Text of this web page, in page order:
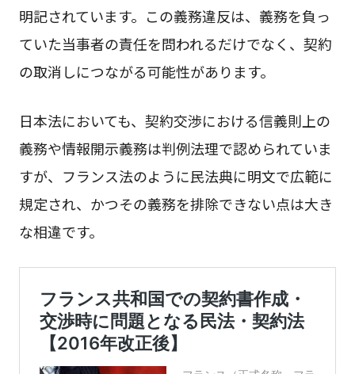
明記されています。この義務違反は、義務を負っ
ていた当事者の責任を問われるだけでなく、契約
の取消しにつながる可能性があります。
日本法においても、契約交渉における信義則上の
義務や情報開示義務は判例法理で認められていま
すが、フランス法のように民法典に明文で広範に
規定され、かつその義務を排除できない点は大き
な相違です。